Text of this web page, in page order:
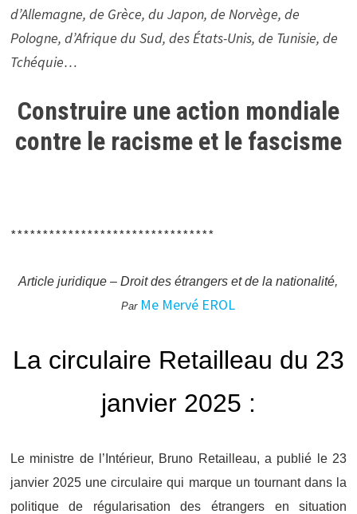
d’Allemagne, de Grèce, du Japon, de Norvège, de
Pologne, d’Afrique du Sud, des États-Unis, de Tunisie, de
Tchéquie…
Construire une action mondiale
contre le racisme et le fascisme
********************************
Article juridique – Droit des étrangers et de la nationalité,
Par Me Mervé EROL
La circulaire Retailleau du 23
janvier 2025 :
Le ministre de l’Intérieur, Bruno Retailleau, a publié le 23
janvier 2025 une circulaire qui marque un tournant dans la
politique de régularisation des étrangers en situation